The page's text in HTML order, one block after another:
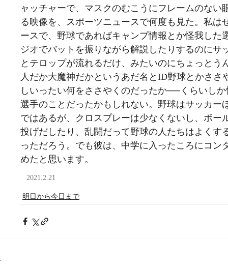
ャッチャーで、マスクのむこうにフレームのない
る映像を、スポーツニュースで何度も見た。私は
ースで、野球であればキャンプ情報とか怪我した
ジオでバットを振りながら解説したりするのにサ
とテロップが流れるだけ、みたいのにちょっと
人だか大魔神だかというあだ名とID野球とかさ
しいったい何をささやくのだったか──くらいし
選手のことだったかもしれない。野球はサッカー
ではあるが、クロスプレーは少なくないし、ボー
投げだしたり、乱闘だって野球の人たちはよくす
っただろう。でも彼は、中学に入ったころにコン
めたと思います。
2021.2.21
明日から今日まで